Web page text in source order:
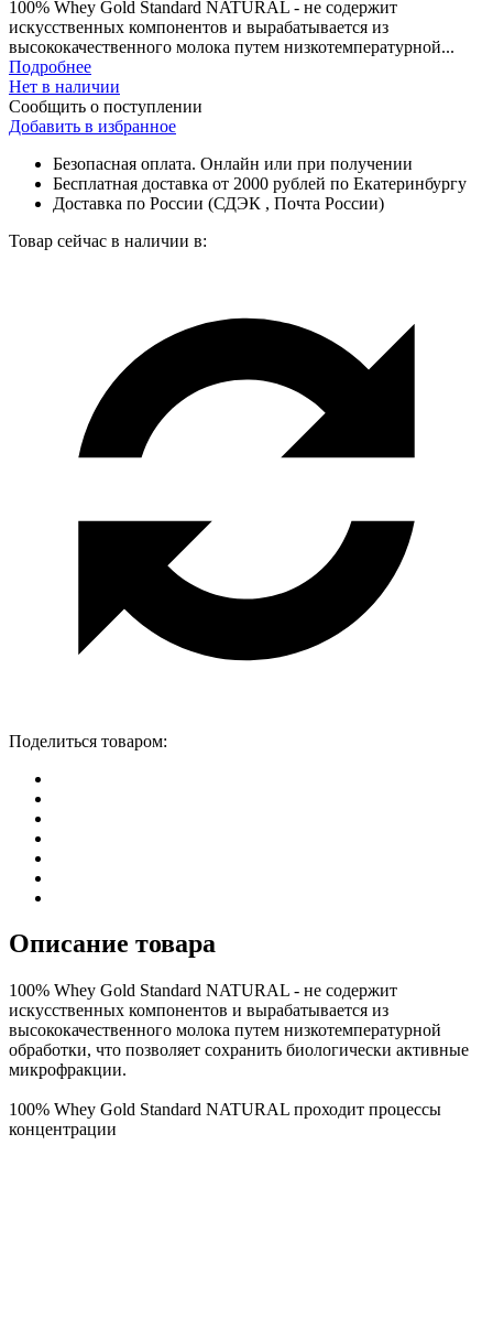
100% Whey Gold Standard NATURAL - не содержит
искусственных компонентов и вырабатывается из
высококачественного молока путем низкотемпературной...
Подробнее
Нет в наличии
Сообщить о поступлении
Добавить в избранное
Безопасная оплата. Онлайн или при получении
Бесплатная доставка от 2000 рублей по Екатеринбургу
Доставка по России (СДЭК , Почта России)
Товар сейчас в наличии в:
Поделиться товаром:
Описание товара
100% Whey Gold Standard NATURAL - не содержит
искусственных компонентов и вырабатывается из
высококачественного молока путем низкотемпературной
обработки, что позволяет сохранить биологически активные
микрофракции.
100% Whey Gold Standard NATURAL проходит процессы
концентрации